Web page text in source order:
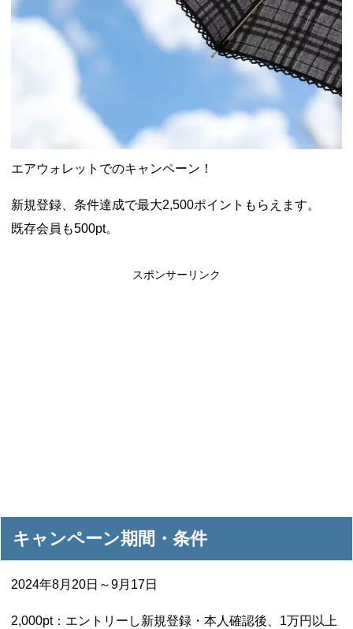
PayPayポイント→Vポイント交換でストア限定の制限を消す方
2026年8月1日
Vポイントpay利用で最大10%還元！8/31まで 2026年8月1日
V NEOBANK改悪！還元率1.25%に、チャージ系対象外へ！11
ドットマネーが再開！8/12から。でも未完了のポイント有効期
限が8月末まで？
2026年7月31日
【2026年夏】dポイント交換キャンペーンが見逃せない！最大
15%増量のチャンス。8/1~31あたりまで
2026年7月31日
チャージで抽選。8/31まで 2026年7月29日
エアウォレットでのキャンペーン！
新規登録、条件達成で最大2,500ポイントもらえます。
既存会員も500pt。
スポンサーリンク
キャンペーン期間・条件
2024年8月20日～9月17日
2,000pt：エントリーし新規登録・本人確認後、1万円以上